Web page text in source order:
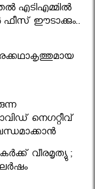
എടിഎമ്മിൽ
ഫീസ് ഈടാക്കും..
നെഗറ്റീവ്
വീരമൃത്യു ;